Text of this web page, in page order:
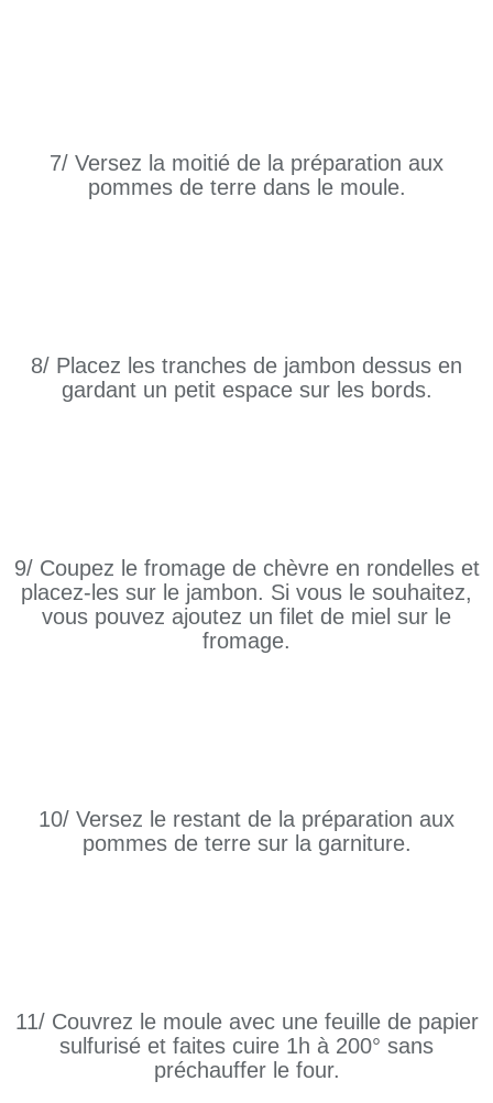
7/ Versez la moitié de la préparation aux
pommes de terre dans le moule.
8/ Placez les tranches de jambon dessus en
gardant un petit espace sur les bords.
9/ Coupez le fromage de chèvre en rondelles et
placez-les sur le jambon. Si vous le souhaitez,
vous pouvez ajoutez un filet de miel sur le
fromage.
10/ Versez le restant de la préparation aux
pommes de terre sur la garniture.
11/ Couvrez le moule avec une feuille de papier
sulfurisé et faites cuire 1h à 200° sans
préchauffer le four.